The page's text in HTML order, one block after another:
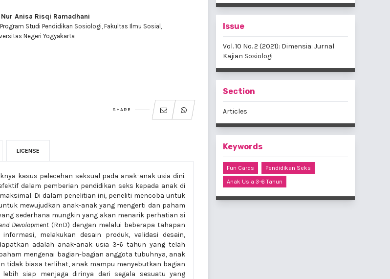
Nur Anisa Risqi Ramadhani
Program Studi Pendidikan Sosiologi, Fakultas Ilmu Sosial,
Negeri Yogyakarta
SHARE
LICENSE
kasus pelecehan seksual pada anak-anak usia dini.
dalam pemberian pendidikan seks kepada anak di
Di dalam penelitian ini, peneliti mencoba untuk
mewujudkan anak-anak yang mengerti dan paham
sederhana mungkin yang akan menarik perhatian si
Devolopment (RnD) dengan melalui beberapa tahapan
melakukan desain produk, validasi desain,
adalah anak-anak usia 3-6 tahun yang telah
mengenai bagian-bagian anggota tubuhnya, anak
tidak biasa terlihat, anak mampu menyebutkan bagian
siap menjaga dirinya dari segala sesuatu yang
Issue
Vol. 10 No. 2 (2021): Dimensia: Jurnal
Kajian Sosiologi
Section
Articles
Keywords
Fun Cards
Pendidikan Seks
Anak Usia 3-6 Tahun